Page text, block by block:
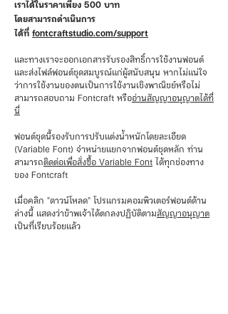
เราได้ในราคาเพียง 500 บาท
โดยสามารถดำเนินการ
ได้ที่ fontcraftstudio.com/support
และทางเราจะออกเอกสารรับรองสิทธิ์การใช้งานฟอนต์
และส่งไฟล์ฟอนต์ชุดสมบูรณ์แก่ผู้สนับสนุน หากไม่แน่ใจ
ว่าการใช้งานของตนเป็นการใช้งานเชิงพาณิชย์หรือไม่
สามารถสอบถาม Fontcraft หรืออ่านสัญญาอนุญาตได้ที่
นี่
ฟอนต์ชุดนี้รองรับการปรับแต่งน้ำหนักโดยละเอียด
(Variable Font) จำหน่ายแยกจากฟอนต์ชุดหลัก ท่าน
สามารถติดต่อเพื่อสั่งซื้อ Variable Font ได้ทุกช่องทาง
ของ Fontcraft
เมื่อคลิก "ดาวน์โหลด" โปรแกรมคอมพิวเตอร์ฟอนต์ด้าน
ล่างนี้ แสดงว่าข้าพเจ้าได้ตกลงปฏิบัติตามสัญญาอนุญาต
เป็นที่เรียบร้อยแล้ว